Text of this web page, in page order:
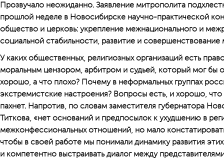
Прозвучало неожиданно. Заявление митрополита
прошлой неделе в Новосибирске научно-практической
общество и церковь: укрепление межнационального и
социальной стабильности, развитие и совершенствование
У каких общественных, религиозных организаций есть
моральным цензором, арбитром и судьей, который мог бы
хорошо, а что плохо? Почему в неформальных группах
экстремистские настроения? Вопросы есть, и хорошо,
пахнет. Напротив, по словам заместителя губернатора
Титкова, «нет оснований и предпосылок к ухудшению в
межконфессиональных отношений, но мало
чтобы в своей работе мы понимали динамику развития
и компетентно выстраивать диалог между